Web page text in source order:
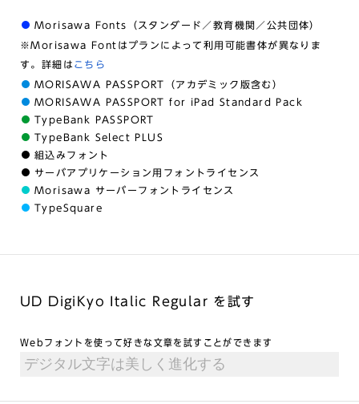
Morisawa Fonts（スタンダード／教育機関／公共団体）
※Morisawa Fontはプランによって利用可能書体が異なりま
す。詳細は こちら
MORISAWA PASSPORT（アカデミック版含む）
MORISAWA PASSPORT for iPad Standard Pack
TypeBank PASSPORT
TypeBank Select PLUS
組込みフォント
サーバアプリケーション用フォントライセンス
Morisawa サーバーフォントライセンス
TypeSquare
UD DigiKyo Italic Regular を試す
Webフォントを使って好きな文章を試すことができます